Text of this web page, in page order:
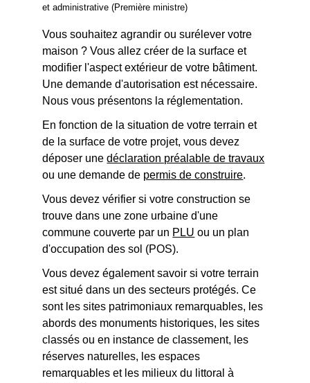
et administrative (Première ministre)
Vous souhaitez agrandir ou surélever votre
maison ? Vous allez créer de la surface et
modifier l'aspect extérieur de votre bâtiment.
Une demande d'autorisation est nécessaire.
Nous vous présentons la réglementation.
En fonction de la situation de votre terrain et
de la surface de votre projet, vous devez
déposer unedéclaration préalable de travaux
ou une demande de permis de construire.
Vous devez vérifier si votre construction se
trouve dans une zone urbaine d'une
commune couverte par un PLU ou un plan
d'occupation des sol (POS).
Vous devez également savoir si votre terrain
est situé dans un des secteurs protégés. Ce
sont les sites patrimoniaux remarquables, les
abords des monuments historiques, les sites
classés ou en instance de classement, les
réserves naturelles, les espaces
remarquables et les milieux du littoral à